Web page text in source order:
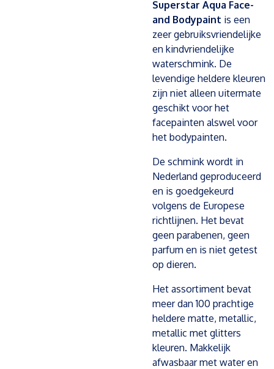
Superstar Aqua Face-
and Bodypaint is een
zeer gebruiksvriendelijke
en kindvriendelijke
waterschmink. De
levendige heldere kleuren
zijn niet alleen uitermate
geschikt voor het
facepainten alswel voor
het bodypainten.
De schmink wordt in
Nederland geproduceerd
en is goedgekeurd
volgens de Europese
richtlijnen. Het bevat
geen parabenen, geen
parfum en is niet getest
op dieren.
Het assortiment bevat
meer dan 100 prachtige
heldere matte, metallic,
metallic met glitters
kleuren. Makkelijk
afwasbaar met water en